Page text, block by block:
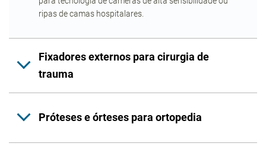
ripas de camas hospitalares.
Fixadores externos para cirurgia de
trauma
Próteses e órteses para ortopedia